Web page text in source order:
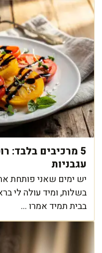
5 מרכיבים בלבד:
עגבניות
יש ימים שאני פותחת
בשלות, ומיד עולה לי
בבית תמיד אמרו ...